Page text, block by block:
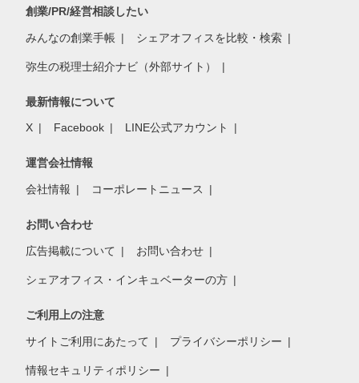
創業/PR/経営相談したい
みんなの創業手帳 シェアオフィスを比較・検索
弥生の税理士紹介ナビ（外部サイト）
最新情報について
X Facebook LINE公式アカウント
運営会社情報
会社情報 コーポレートニュース
お問い合わせ
広告掲載について お問い合わせ
シェアオフィス・インキュベーターの方
ご利用上の注意
サイトご利用にあたって プライバシーポリシー
情報セキュリティポリシー